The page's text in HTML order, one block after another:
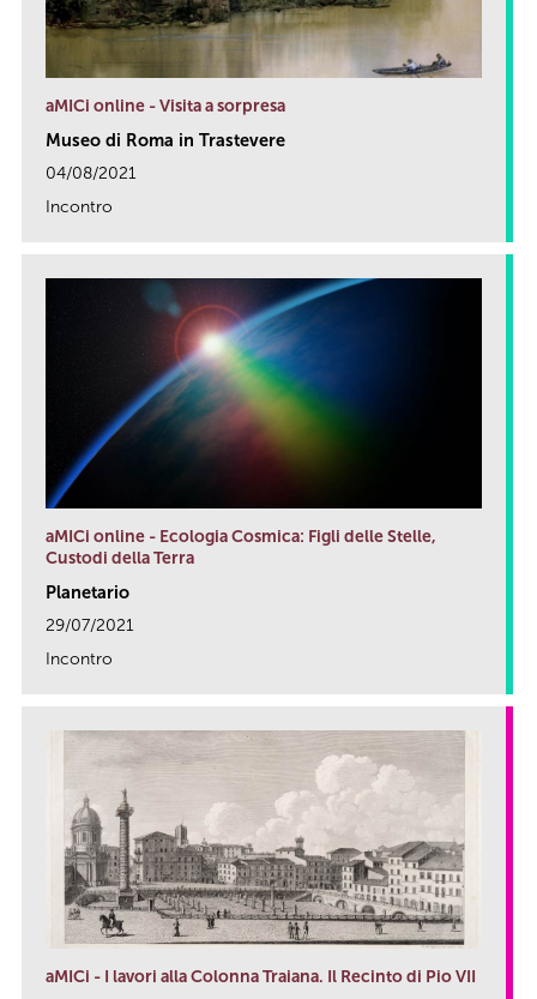
aMICi online - Visita a sorpresa
Museo di Roma in Trastevere
04/08/2021
Incontro
aMICi online - Ecologia Cosmica: Figli delle Stelle,
Custodi della Terra
Planetario
29/07/2021
Incontro
aMICi - I lavori alla Colonna Traiana. Il Recinto di Pio VII